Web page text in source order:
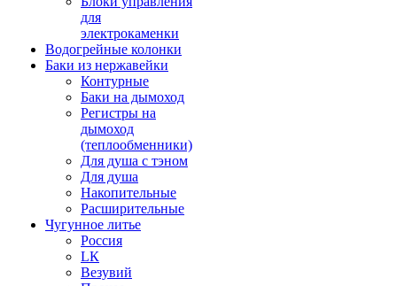
для
электрокаменки
Водогрейные колонки
Баки из нержавейки
Контурные
Баки на дымоход
Регистры на
дымоход
(теплообменники)
Для душа с тэном
Для душа
Накопительные
Расширительные
Чугунное литье
Россия
LК
Везувий